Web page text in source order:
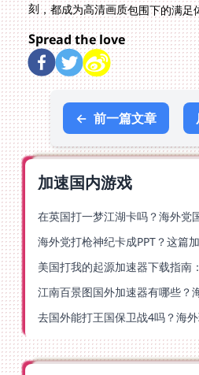
刻，都成为高清画质包围下的满足
Spread the love
← 前一篇文章
加速国内游戏